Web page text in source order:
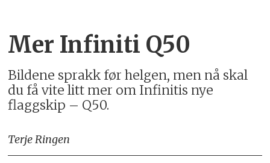
Mer Infiniti Q50
Bildene sprakk før helgen, men nå skal
du få vite litt mer om Infinitis nye
flaggskip – Q50.
Terje Ringen